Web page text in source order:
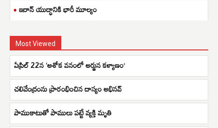
ఇరాన్ యుద్ధానికి భారీ మూల్యం
Most Viewed
ఏప్రిల్ 22న ‘అశోక వనంలో అర్జున కళ్యాణం’
చలివేంద్రంను ప్రారంభించిన దాస్యం అభినవ్
పాముకాటుతో పాములు పట్టే వ్యక్తి మృతి